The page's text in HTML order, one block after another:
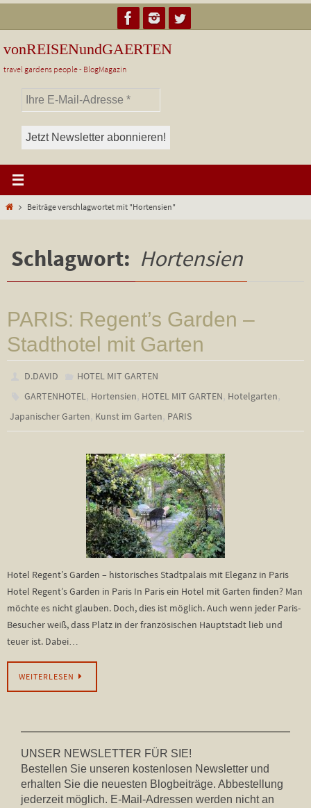
Inhalt
springen
vonREISENundGAERTEN
travel gardens people - BlogMagazin
StartBeiträge verschlagwortet mit "Hortensien"
Schlagwort: Hortensien
PARIS: Regent’s Garden –
Stadthotel mit Garten
D.DAVID
HOTEL MIT GARTEN
GARTENHOTEL, Hortensien, HOTEL MIT GARTEN, Hotelgarten,
Japanischer Garten, Kunst im Garten, PARIS
Hotel Regent’s Garden – historisches Stadtpalais mit Eleganz in Paris
Hotel Regent’s Garden in Paris In Paris ein Hotel mit Garten finden? Man
möchte es nicht glauben. Doch, dies ist möglich. Auch wenn jeder Paris-
Besucher weiß, dass Platz in der französischen Hauptstadt lieb und
teuer ist. Dabei…
WEITERLESEN
UNSER NEWSLETTER FÜR SIE!
Bestellen Sie unseren kostenlosen Newsletter und
erhalten Sie die neuesten Blogbeiträge. Abbestellung
jederzeit möglich. E-Mail-Adressen werden nicht an